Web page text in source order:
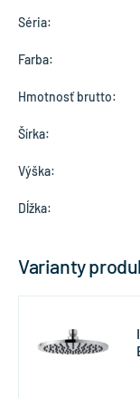
Séria:
Farba:
Hmotnosť brutto:
Šírka:
Výška:
Dĺžka:
Varianty